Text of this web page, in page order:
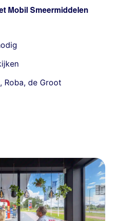
Mobil Smeermiddelen
, Roba,de Groot